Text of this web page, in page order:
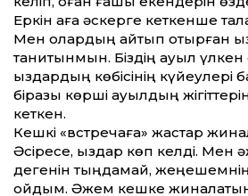
Еркін аға әскерге кеткенше
Мен олардың айтып отырған
танитынмын. Біздің ауыл үлкен
қыздардың көбісінің күйеулері
біразы көрші ауылдың
кеткен.
Кешкі «встречаға» жастар
Әсіресе, қыздар көп келді. Мен
дегенін тыңдамай, жеңешемнің
қойдым. Әжем кешке